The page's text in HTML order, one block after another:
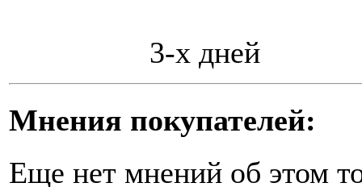
3-х дней
Мнения покупателей:
Еще нет мнений об этом